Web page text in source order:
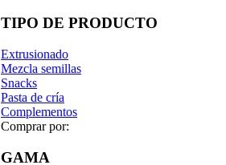
TIPO DE PRODUCTO
Extrusionado
Mezcla semillas
Snacks
Pasta de cría
Complementos
Comprar por:
GAMA